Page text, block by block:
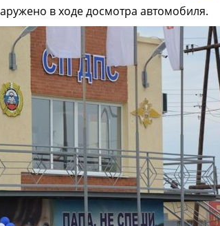
в ходе досмотра автомобиля.